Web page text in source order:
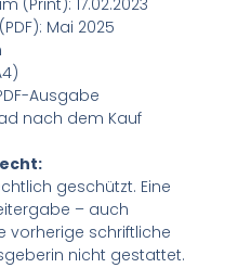
(Print): 17.02.2023
Mai 2025
Ausgabe
nach dem Kauf
geschützt. Eine
– auch
vorherige schriftliche
nicht gestattet.